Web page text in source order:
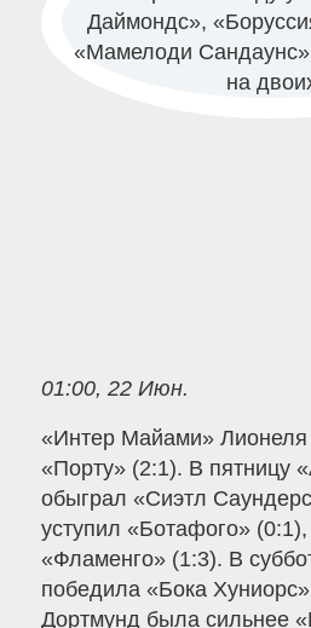
01:00, 22 Июн.
«Интер Майами»
«Порту» (2:1). В пятницу
обыграл «Сиэтл
уступил «Ботафого»
«Фламенго» (1:3). В
победила «Бока
Дортмунд была сильнее